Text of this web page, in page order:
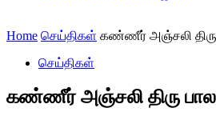
Home செய்திகள் கண்ணீர் அஞ்சலி திரு
செய்திகள்
கண்ணீர் அஞ்சலி திரு